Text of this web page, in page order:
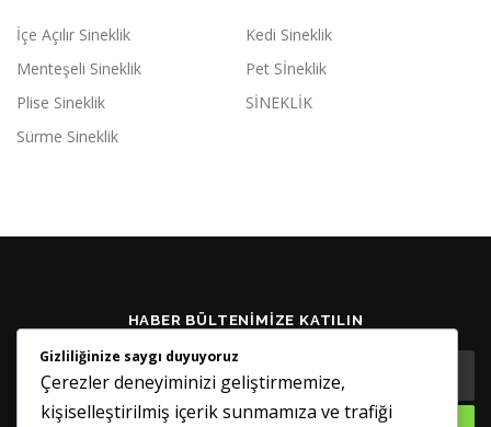
İçe Açılır Sineklik
Kedi Sineklik
Menteşeli Sineklik
Pet Sİneklik
Plise Sineklik
SİNEKLİK
Sürme Sineklik
HABER BÜLTENIMIZE KATILIN
Gizliliğinize saygı duyuyoruz
Çerezler deneyiminizi geliştirmemize,
kişiselleştirilmiş içerik sunmamıza ve trafiği